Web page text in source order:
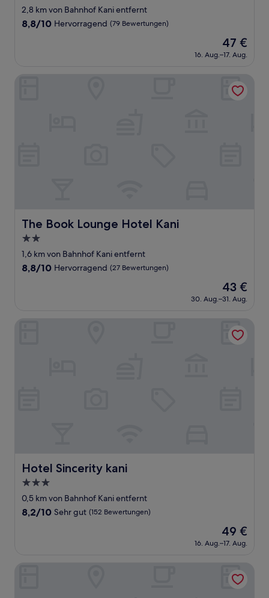
Sterne-
Unterkunft
2,8 km von Bahnhof Kani entfernt
8.8
Bewertungen)
8,8/10 Hervorragend (79 Bewertungen)
Der
Preis
beträgt
47 €
16. Aug.–17. Aug.
The Book Lounge Hotel Kani
The Book Lounge Hotel Kani
2.0-
Sterne-
Unterkunft
1,6 km von Bahnhof Kani entfernt
8.8
Bewertungen)
8,8/10 Hervorragend (27 Bewertungen)
Der
Preis
beträgt
43 €
30. Aug.–31. Aug.
Hotel Sincerity kani
Hotel Sincerity kani
3.0-
Sterne-
Unterkunft
0,5 km von Bahnhof Kani entfernt
8.2
(152
8,2/10 Sehr gut (152 Bewertungen)
Der
Preis
beträgt
49 €
16. Aug.–17. Aug.